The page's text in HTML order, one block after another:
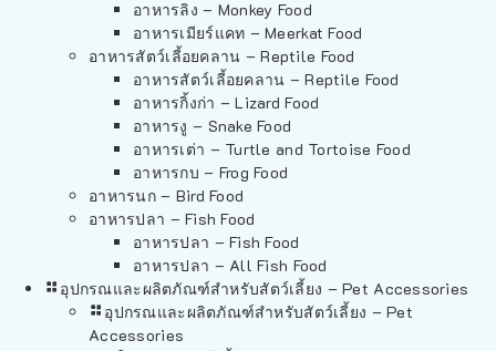
อาหารลิง – Monkey Food
อาหารเมียร์แคท – Meerkat Food
อาหารสัตว์เลี้อยคลาน – Reptile Food
อาหารสัตว์เลี้อยคลาน – Reptile Food
อาหารกิ้งก่า – Lizard Food
อาหารงู – Snake Food
อาหารเต่า – Turtle and Tortoise Food
อาหารกบ – Frog Food
อาหารนก – Bird Food
อาหารปลา – Fish Food
อาหารปลา – Fish Food
อาหารปลา – All Fish Food
อุปกรณและผลิตภัณฑ์สำหรับสัตว์เลี้ยง – Pet Accessories
อุปกรณและผลิตภัณฑ์สำหรับสัตว์เลี้ยง – Pet
Accessories